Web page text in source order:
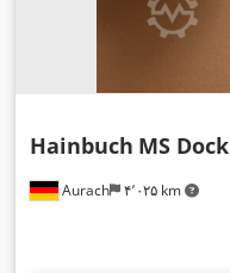
Aurach ۴٬۰۲۵ km
Hainbuch MS Dock